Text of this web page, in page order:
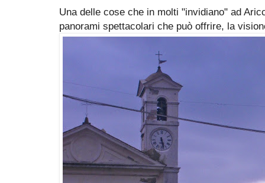
Una delle cose che in molti "invidiano" ad
panorami spettacolari che può offrire, la